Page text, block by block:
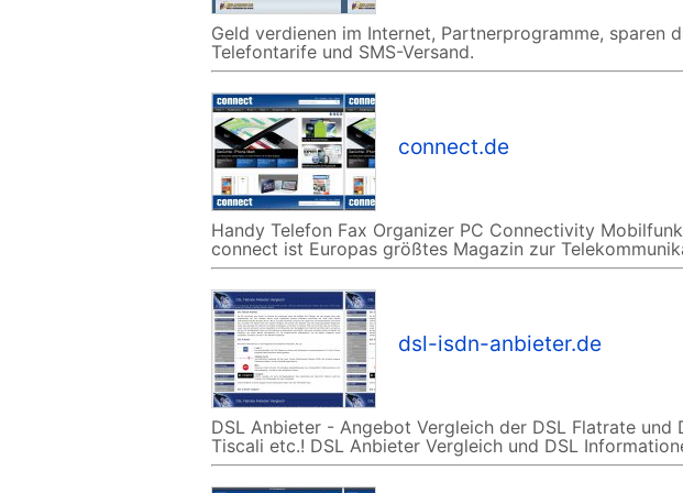
Geld verdienen im Internet, Partnerprogramme, sparen
Telefontarife und SMS-Versand.
connect.de
Handy Telefon Fax Organizer PC Connectivity
connect ist Europas größtes Magazin zur
dsl-isdn-anbieter.de
DSL Anbieter - Angebot Vergleich der DSL Flatrate und
Tiscali etc.! DSL Anbieter Vergleich und DSL